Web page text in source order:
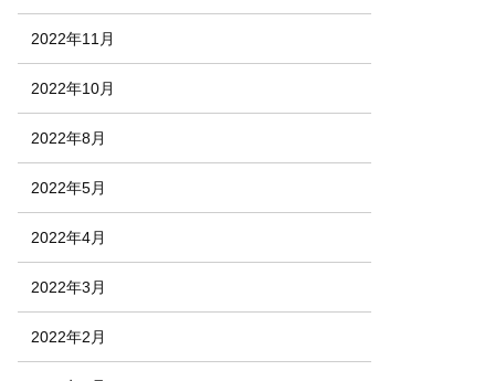
2022年11月
2022年10月
2022年8月
2022年5月
2022年4月
2022年3月
2022年2月